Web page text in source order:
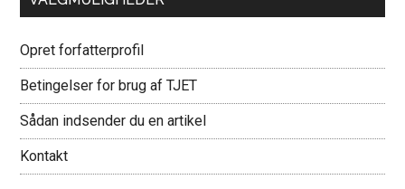
Opret forfatterprofil
Betingelser for brug af TJET
Sådan indsender du en artikel
Kontakt